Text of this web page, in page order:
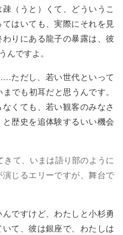
（うと）くて、どういうこ
はいても、実際にそれを見
りにある龍子の暴露は、彼
んですよ。
ただし、若い世代といって
でも初耳だと思うんです。
くても、若い観客のみなさ
歴史を追体験するいい機会
て、いまは語り部のように
演じるエリーですが、舞台で
ですけど、わたしと小杉勇
て、彼は銀座で、わたしは